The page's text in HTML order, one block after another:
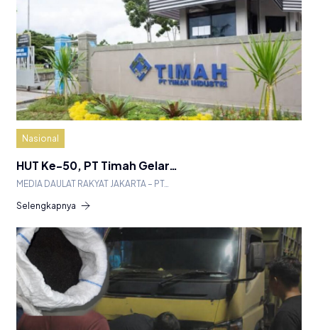
Nasional
HUT Ke-50, PT Timah Gelar…
MEDIA DAULAT RAKYAT JAKARTA – PT…
Selengkapnya